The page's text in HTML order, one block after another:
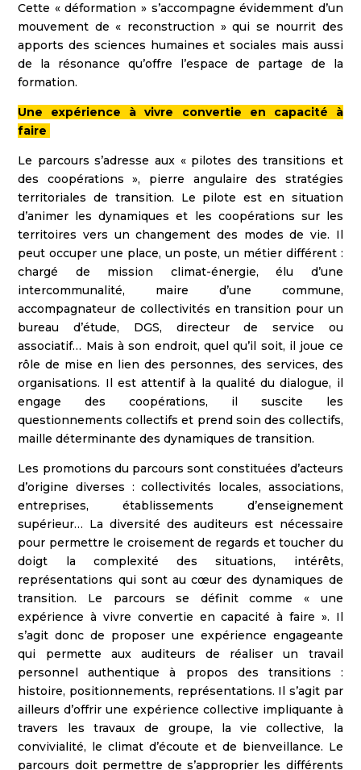
Cette « déformation » s’accompagne évidemment d’un
mouvement de « reconstruction » qui se nourrit des
apports des sciences humaines et sociales mais aussi
de la résonance qu’offre l’espace de partage de la
formation.
Une expérience à vivre convertie en capacité à
faire
Le parcours s’adresse aux « pilotes des transitions et
des coopérations », pierre angulaire des stratégies
territoriales de transition. Le pilote est en situation
d’animer les dynamiques et les coopérations sur les
territoires vers un changement des modes de vie. Il
peut occuper une place, un poste, un métier différent :
chargé de mission climat-énergie, élu d’une
intercommunalité, maire d’une commune,
accompagnateur de collectivités en transition pour un
bureau d’étude, DGS, directeur de service ou
associatif… Mais à son endroit, quel qu’il soit, il joue ce
rôle de mise en lien des personnes, des services, des
organisations. Il est attentif à la qualité du dialogue, il
engage des coopérations, il suscite les
questionnements collectifs et prend soin des collectifs,
maille déterminante des dynamiques de transition.
Les promotions du parcours sont constituées d’acteurs
d’origine diverses : collectivités locales, associations,
entreprises, établissements d’enseignement
supérieur… La diversité des auditeurs est nécessaire
pour permettre le croisement de regards et toucher du
doigt la complexité des situations, intérêts,
représentations qui sont au cœur des dynamiques de
transition. Le parcours se définit comme « une
expérience à vivre convertie en capacité à faire ». Il
s’agit donc de proposer une expérience engageante
qui permette aux auditeurs de réaliser un travail
personnel authentique à propos des transitions :
histoire, positionnements, représentations. Il s’agit par
ailleurs d’offrir une expérience collective impliquante à
travers les travaux de groupe, la vie collective, la
convivialité, le climat d’écoute et de bienveillance. Le
parcours doit permettre de s’approprier les différents